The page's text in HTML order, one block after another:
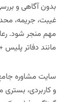
بدون آگاهی و
غیبت، جریمه،
مهم منجر شود.
مانند دفاتر پلیس +۱۰، نقش تعیین‌کننده‌ای در آینده فرد دارد.
سایت مشاوره
و کاربردی،